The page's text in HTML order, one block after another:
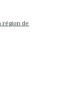
région de